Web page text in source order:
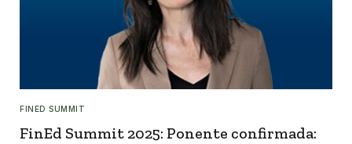
FINED SUMMIT
FinEd Summit 2025: Ponente confirmada: